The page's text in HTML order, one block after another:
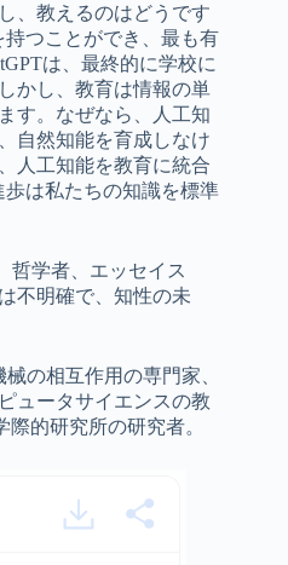
、教えるのはどうです
つことができ、最も有
は、最終的に学校に
かし、教育は情報の単
す。なぜなら、人工知
自然知能を育成しなけ
人工知能を教育に統合
は私たちの知識を標準
哲学者、エッセイス
不明確で、知性の未
械の相互作用の専門家、
ュータサイエンスの教
的研究所の研究者。